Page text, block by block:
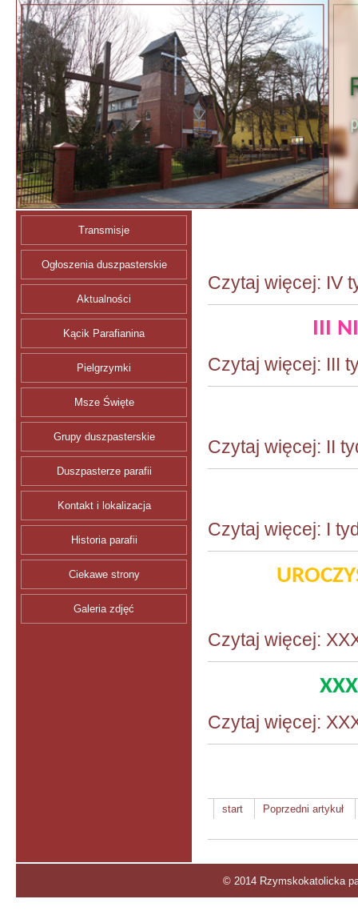
Transmisje
Ogłoszenia duszpasterskie
Aktualności
Kącik Parafianina
Pielgrzymki
Msze Święte
Grupy duszpasterskie
Duszpasterze parafii
Kontakt i lokalizacja
Historia parafii
Ciekawe strony
Galeria zdjęć
Czytaj więcej: IV
III
Czytaj więcej: III
Czytaj więcej: II
Czytaj więcej: I
Czytaj więcej:
Czytaj więcej:
start Poprzedni artykuł
© 2014 Rzymskokatolicka